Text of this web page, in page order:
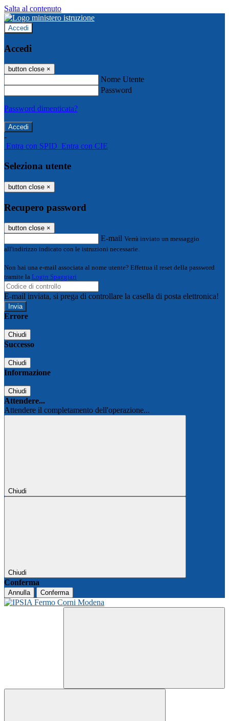
Salta al contenuto
Accedi
Accedi
button close ×
Nome Utente
Password
Password dimenticata?
-
Entra con SPID Entra con CIE
Seleziona utente
button close ×
Recupero password
button close ×
E-mail Verrà inviato un messaggio
all'indirizzo indicato con le istruzioni necessarie.
Non hai una e-mail associata al nome utente? Effettua il reset della password
tramite la Login Spaggiari
E-mail inviata, si prega di controllare la casella di posta elettronica!
Errore
Chiudi
Successo
Chiudi
Informazione
Chiudi
Attendere...
Attendere il completamento dell'operazione...
Chiudi
Chiudi
Conferma
Annulla Conferma